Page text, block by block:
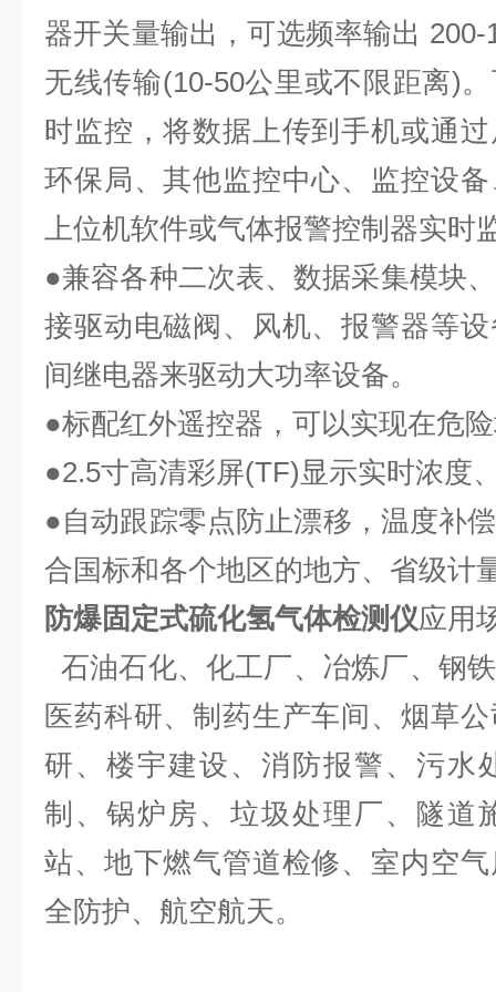
器开关量输出，可选频率输出
无线传输(10-50公里或不限距离)
时监控，将数据上传到手机或通
环保局、其他监控中心、监控设
上位机软件或气体报警控制器实时
●兼容各种二次表、数据采集模块
接驱动电磁阀、风机、报警器等
间继电器来驱动大功率设备。
●标配红外遥控器，可以实现在危
●2.5寸高清彩屏(TF)显示实时浓度
●自动跟踪零点防止漂移，温度补
合国标和各个地区的地方、省级计
防爆固定式硫化氢气体检测仪应用
石油石化、化工厂、冶炼厂、钢
医药科研、制药生产车间、烟草
研、楼宇建设、消防报警、污水
制、锅炉房、垃圾处理厂、隧道
站、地下燃气管道检修、室内空
全防护、航空航天。